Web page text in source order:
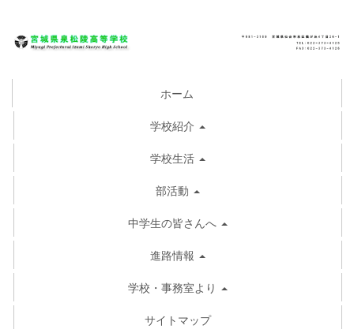
ホーム
学校紹介
学校生活
部活動
中学生の皆さんへ
進路情報
学校・事務室より
サイトマップ